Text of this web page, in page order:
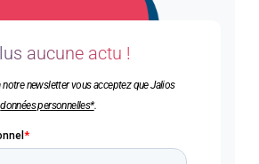
aucune actu !
notre newsletter vous acceptez que Jalios
données personnelles*.